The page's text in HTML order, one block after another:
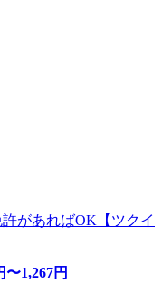
があればOK【ツクイ
〜1,267円